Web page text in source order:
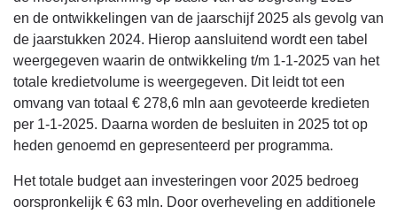
navigatie
Bijlage
Investeringen
Samenvatting
en de ontwikkelingen van de jaarschijf 2025 als gevolg van
de jaarstukken 2024. Hierop aansluitend wordt een tabel
weergegeven waarin de ontwikkeling t/m 1-1-2025 van het
totale kredietvolume is weergegeven. Dit leidt tot een
omvang van totaal € 278,6 mln aan gevoteerde kredieten
per 1-1-2025. Daarna worden de besluiten in 2025 tot op
heden genoemd en gepresenteerd per programma.
Het totale budget aan investeringen voor 2025 bedroeg
oorspronkelijk € 63 mln. Door overheveling en additionele